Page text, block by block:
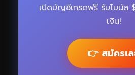
เปิดบัญชีเทรดฟรี รับโบนัส
เงิน!
👉 สมัครเ